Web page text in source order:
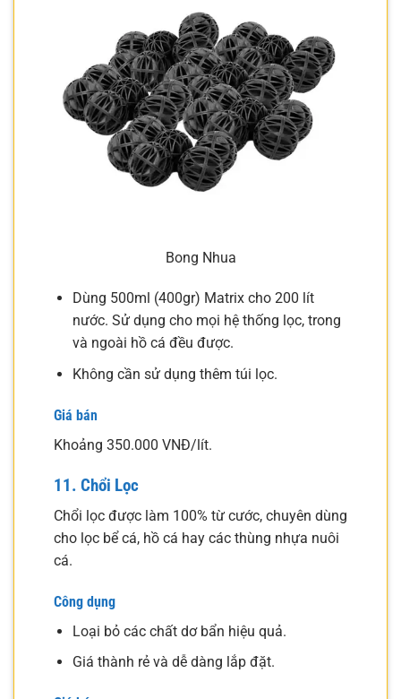
Bong Nhua
Dùng 500ml (400gr) Matrix cho 200 lít
nước. Sử dụng cho mọi hệ thống lọc, trong
và ngoài hồ cá đều được.
Không cần sử dụng thêm túi lọc.
Giá bán
Khoảng 350.000 VNĐ/lít.
11. Chổi Lọc
Chổi lọc được làm 100% từ cước, chuyên dùng
cho lọc bể cá, hồ cá hay các thùng nhựa nuôi
cá.
Công dụng
Loại bỏ các chất dơ bẩn hiệu quả.
Giá thành rẻ và dễ dàng lắp đặt.